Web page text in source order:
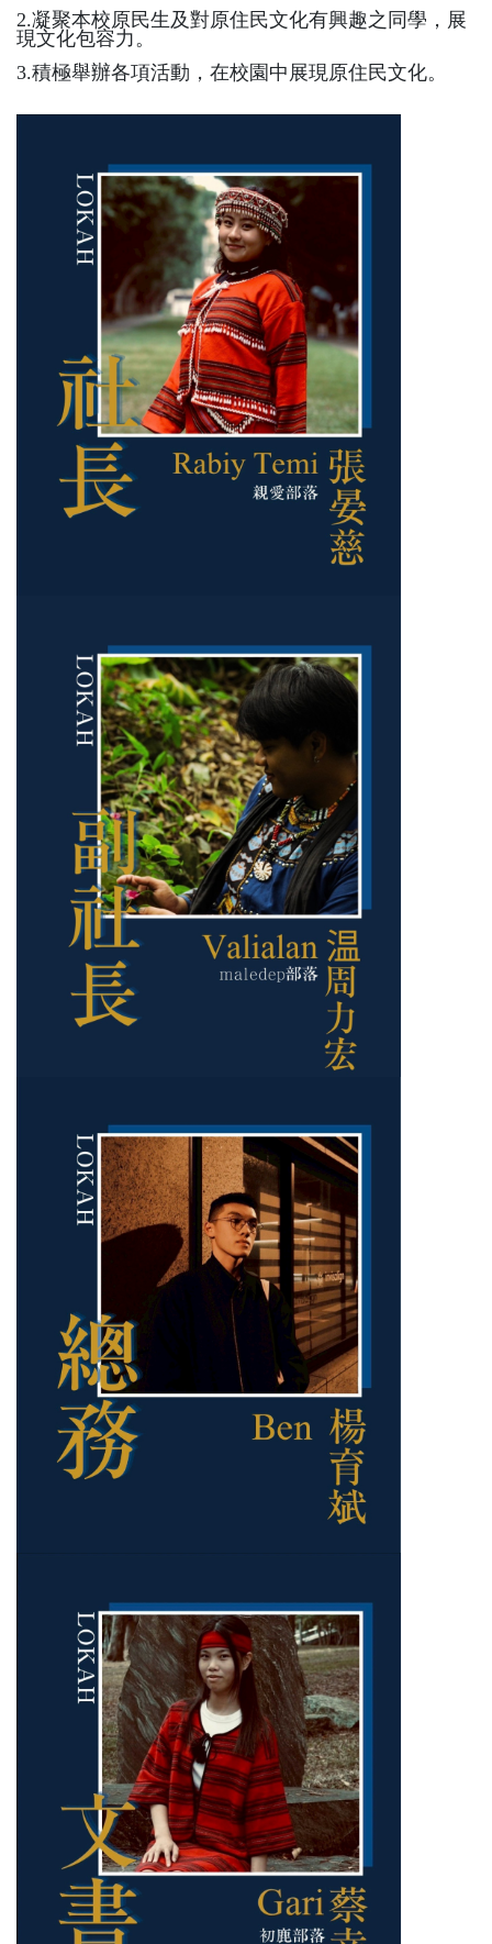
2.凝聚本校原民生及對原住民文化有興趣之同學，展
現文化包容力。
3.積極舉辦各項活動，在校園中展現原住民文化。